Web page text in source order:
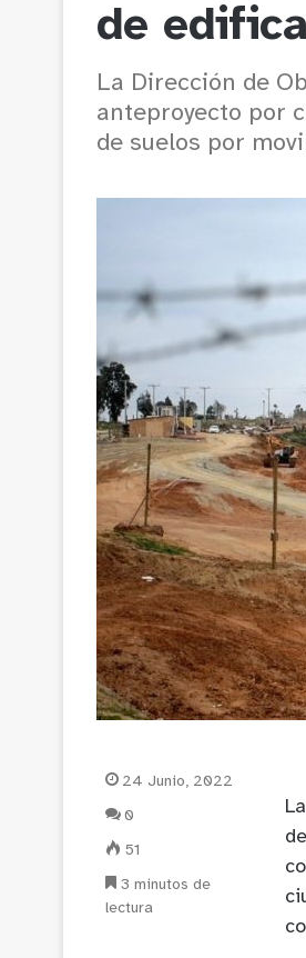
de
La Dirección de
anteproyecto por
de suelos por
24 Junio, 2022
0
51
3 minutos de
lectura